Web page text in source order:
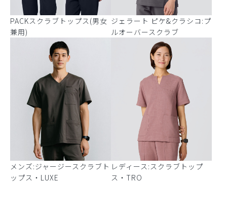
PACKスクラブトップス(男女
兼用)
ジェラート ピケ&クラシコ:プ
ルオーバースクラブ
メンズ:ジャージースクラブト
ップス・LUXE
レディース:スクラブトップ
ス・TRO